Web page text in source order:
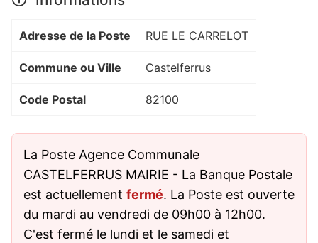
Adresse de la Poste RUE LE CARRELOT
Commune ou Ville Castelferrus
Code Postal 82100
La Poste Agence Communale
CASTELFERRUS MAIRIE - La Banque Postale
est actuellement fermé. La Poste est ouverte
du mardi au vendredi de 09h00 à 12h00.
C'est fermé le lundi et le samedi et